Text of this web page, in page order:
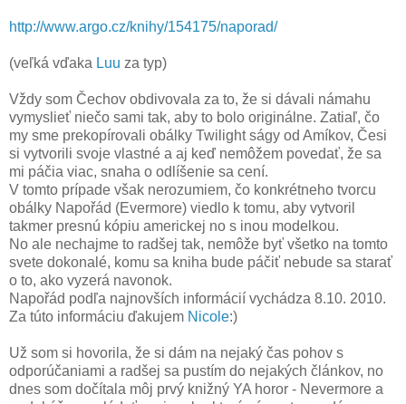
http://www.argo.cz/knihy/154175/naporad/
(veľká vďaka Luu za typ)
Vždy som Čechov obdivovala za to, že si dávali námahu
vymyslieť niečo sami tak, aby to bolo originálne. Zatiaľ, čo
my sme prekopírovali obálky Twilight ságy od Amíkov, Česi
si vytvorili svoje vlastné a aj keď nemôžem povedať, že sa
mi páčia viac, snaha o odlíšenie sa cení.
V tomto prípade však nerozumiem, čo konkrétneho tvorcu
obálky Napořád (Evermore) viedlo k tomu, aby vytvoril
takmer presnú kópiu americkej no s inou modelkou.
No ale nechajme to radšej tak, nemôže byť všetko na tomto
svete dokonalé, komu sa kniha bude páčiť nebude sa starať
o to, ako vyzerá navonok.
Napořád podľa najnovších informácií vychádza 8.10. 2010.
Za túto informáciu ďakujem Nicole:)
Už som si hovorila, že si dám na nejaký čas pohov s
odporúčaniami a radšej sa pustím do nejakých článkov, no
dnes som dočítala môj prvý knižný YA horor - Nevermore a